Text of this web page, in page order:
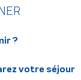
?
votre séjour